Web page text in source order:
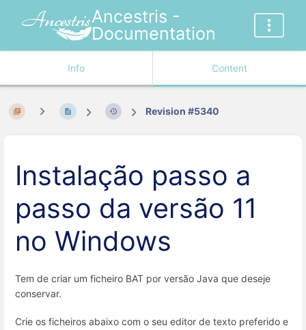
Ancestris -
Documentation
Info Content
Revision #5340
Instalação passo a
passo da versão 11
no Windows
Tem de criar um ficheiro BAT por versão Java que deseje
conservar.
Crie os ficheiros abaixo com o seu editor de texto preferido e